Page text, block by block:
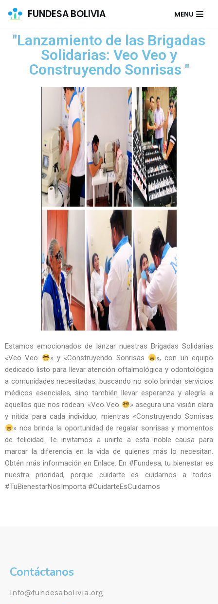
al
contenido
FUNDESA BOLIVIA MENU
"Lanzamiento de las Brigadas
Solidarias: Veo Veo y
Construyendo Sonrisas "
Estamos emocionados de lanzar nuestras Brigadas Solidarias
«Veo Veo
» y «Construyendo Sonrisas
», con un equipo
dedicado listo para llevar atención oftalmológica y odontológica
a comunidades necesitadas, buscando no solo brindar servicios
médicos esenciales, sino también llevar esperanza y alegría a
aquellos que nos rodean. «Veo Veo
» asegura una visión clara
y nítida para cada individuo, mientras «Construyendo Sonrisas
» nos brinda la oportunidad de regalar sonrisas y momentos
de felicidad. Te invitamos a unirte a esta noble causa para
marcar la diferencia en la vida de quienes más lo necesitan.
Obtén más información en Enlace. En #Fundesa, tu bienestar es
nuestra prioridad, porque cuidarte es cuidarnos a todos.
#TuBienestarNosImporta #CuidarteEsCuidarnos
Contáctanos
Info@fundesabolivia.org